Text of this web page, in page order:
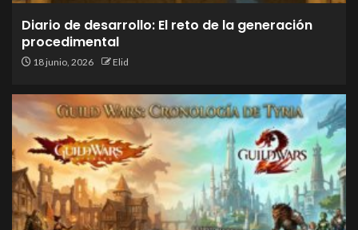
Diario de desarrollo: El reto de la generación
procedimental
18 junio, 2026 Elid